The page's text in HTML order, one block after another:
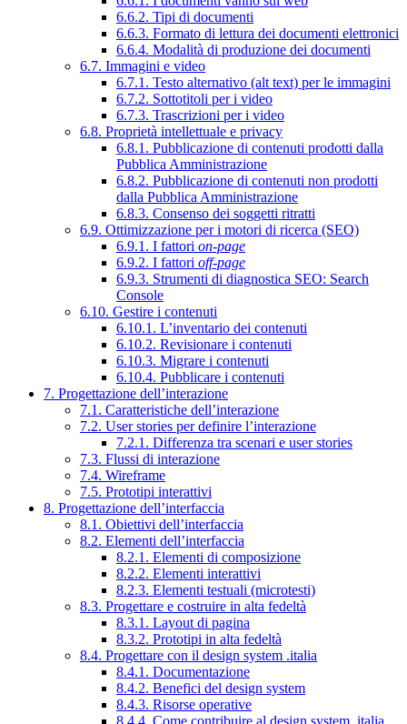
6.6.2. Tipi di documenti
6.6.3. Formato di lettura dei documenti elettronici
6.6.4. Modalità di produzione dei documenti
6.7. Immagini e video
6.7.1. Testo alternativo (alt text) per le immagini
6.7.2. Sottotitoli per i video
6.7.3. Trascrizioni per i video
6.8. Proprietà intellettuale e privacy
6.8.1. Pubblicazione di contenuti prodotti dalla
Pubblica Amministrazione
6.8.2. Pubblicazione di contenuti non prodotti
dalla Pubblica Amministrazione
6.8.3. Consenso dei soggetti ritratti
6.9. Ottimizzazione per i motori di ricerca (SEO)
6.9.1. I fattori on-page
6.9.2. I fattori off-page
6.9.3. Strumenti di diagnostica SEO: Search
Console
6.10. Gestire i contenuti
6.10.1. L’inventario dei contenuti
6.10.2. Revisionare i contenuti
6.10.3. Migrare i contenuti
6.10.4. Pubblicare i contenuti
7. Progettazione dell’interazione
7.1. Caratteristiche dell’interazione
7.2. User stories per definire l’interazione
7.2.1. Differenza tra scenari e user stories
7.3. Flussi di interazione
7.4. Wireframe
7.5. Prototipi interattivi
8. Progettazione dell’interfaccia
8.1. Obiettivi dell’interfaccia
8.2. Elementi dell’interfaccia
8.2.1. Elementi di composizione
8.2.2. Elementi interattivi
8.2.3. Elementi testuali (microtesti)
8.3. Progettare e costruire in alta fedeltà
8.3.1. Layout di pagina
8.3.2. Prototipi in alta fedeltà
8.4. Progettare con il design system .italia
8.4.1. Documentazione
8.4.2. Benefici del design system
8.4.3. Risorse operative
8.4.4. Come contribuire al design system .italia